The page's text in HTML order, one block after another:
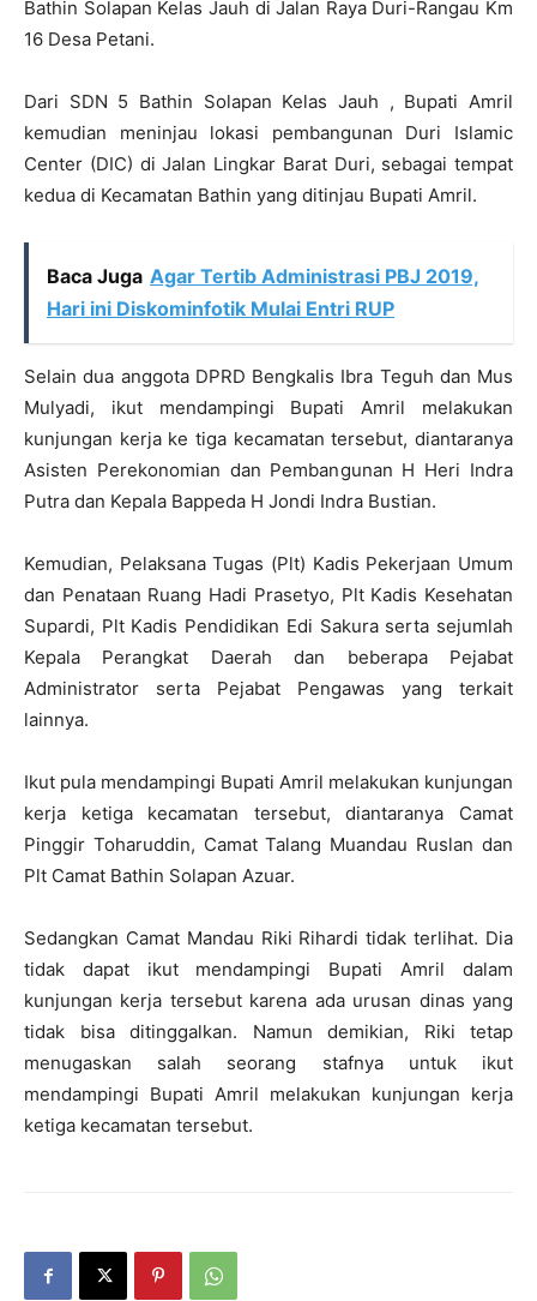
Bathin Solapan Kelas Jauh di Jalan Raya Duri-Rangau Km
16 Desa Petani.
Dari SDN 5 Bathin Solapan Kelas Jauh , Bupati Amril
kemudian meninjau lokasi pembangunan Duri Islamic
Center (DIC) di Jalan Lingkar Barat Duri, sebagai tempat
kedua di Kecamatan Bathin yang ditinjau Bupati Amril.
Baca Juga Agar Tertib Administrasi PBJ 2019,
Hari ini Diskominfotik Mulai Entri RUP
Selain dua anggota DPRD Bengkalis Ibra Teguh dan Mus
Mulyadi, ikut mendampingi Bupati Amril melakukan
kunjungan kerja ke tiga kecamatan tersebut, diantaranya
Asisten Perekonomian dan Pembangunan H Heri Indra
Putra dan Kepala Bappeda H Jondi Indra Bustian.
Kemudian, Pelaksana Tugas (Plt) Kadis Pekerjaan Umum
dan Penataan Ruang Hadi Prasetyo, Plt Kadis Kesehatan
Supardi, Plt Kadis Pendidikan Edi Sakura serta sejumlah
Kepala Perangkat Daerah dan beberapa Pejabat
Administrator serta Pejabat Pengawas yang terkait
lainnya.
Ikut pula mendampingi Bupati Amril melakukan kunjungan
kerja ketiga kecamatan tersebut, diantaranya Camat
Pinggir Toharuddin, Camat Talang Muandau Ruslan dan
Plt Camat Bathin Solapan Azuar.
Sedangkan Camat Mandau Riki Rihardi tidak terlihat. Dia
tidak dapat ikut mendampingi Bupati Amril dalam
kunjungan kerja tersebut karena ada urusan dinas yang
tidak bisa ditinggalkan. Namun demikian, Riki tetap
menugaskan salah seorang stafnya untuk ikut
mendampingi Bupati Amril melakukan kunjungan kerja
ketiga kecamatan tersebut.